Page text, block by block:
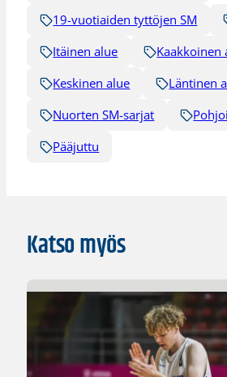
19-vuotiaiden tyttöjen SM
Itäinen alue
Kaakkoinen
Keskinen alue
Läntinen
Nuorten SM-sarjat
Pääjuttu
Katso myös